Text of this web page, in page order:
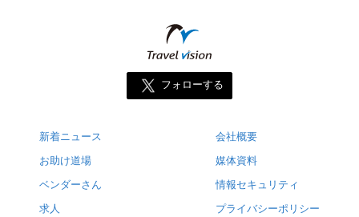
フォローする
新着ニュース
お助け道場
ベンダーさん
求人
会社概要
媒体資料
情報セキュリティ
プライバシーポリシー